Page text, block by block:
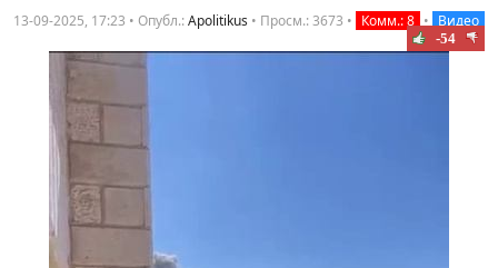
13-09-2025, 17:23 • Опубл.:Apolitikus • Просм.: 3673 • Комм.: 8 • Видео
-54